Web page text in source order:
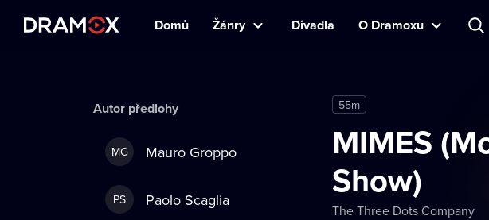
Domů Žánry Divadla O Dramoxu
55m
MIMES
Show)
The Three Dots Company
Autor předlohy
MG Mauro Groppo
PS Paolo Scaglia